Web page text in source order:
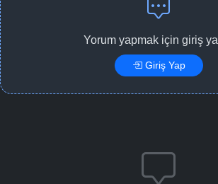
Yorum yapmak için giriş
Giriş Yap